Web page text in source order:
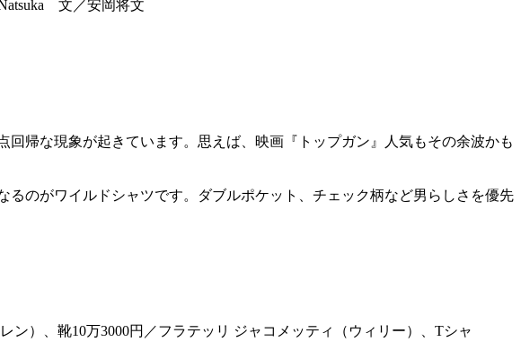
文／安岡将文
帰な現象が起きています。思えば、映画『トップガン』人気もその余波かも
のがワイルドシャツです。ダブルポケット、チェック柄など男らしさを優先